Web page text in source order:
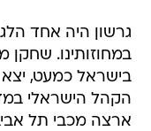
גרשון היה אחד
במחוזותינו.
בישראל כמעט, יצא
הקהל הישראלי
ארצה מכבי תל